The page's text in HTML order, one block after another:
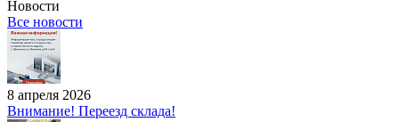
Новости
Все новости
8 апреля 2026
Внимание! Переезд склада!